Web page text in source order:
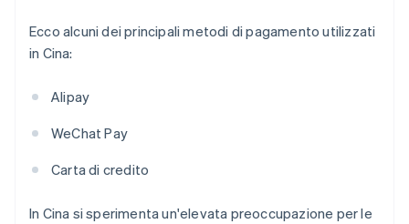
Ecco alcuni dei principali metodi di pagamento utilizzati
in Cina:
Alipay
WeChat Pay
Carta di credito
In Cina si sperimenta un'elevata preoccupazione per le